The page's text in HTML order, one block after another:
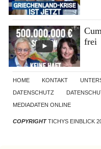
frei
HOME KONTAKT
DATENSCHUTZ
MEDIADATEN ONLINE
COPYRIGHTTICHYS EINBLICK